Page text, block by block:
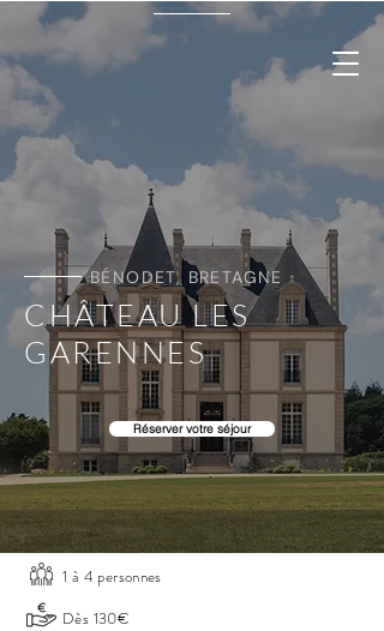
BÉNODET, BRETAGNE
CHÂTEAU LES
GARENNES
Réserver votre séjour
1 à 4 personnes
Dès 130€